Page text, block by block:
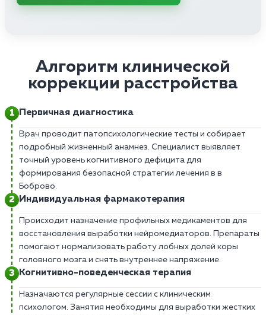
Алгоритм клинической
коррекции расстройства
Первичная диагностика
Врач проводит патопсихологические тесты и собирает
подробный жизненный анамнез. Специалист выявляет
точный уровень когнитивного дефицита для
формирования безопасной стратегии лечения в в
Боброво.
Индивидуальная фармакотерапия
Происходит назначение профильных медикаментов для
восстановления выработки нейромедиаторов. Препараты
помогают нормализовать работу лобных долей коры
головного мозга и снять внутреннее напряжение.
Когнитивно-поведенческая терапия
Назначаются регулярные сессии с клиническим
психологом. Занятия необходимы для выработки жестких